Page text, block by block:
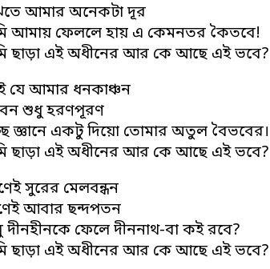
আমার অনেকটা দূর
আমায় ফেললে হায় এ কেমনতর কৈতবে!
ছাড়া এই অধীনের আর কে আছে এই ভবে?
যে আমার ধনকাঞ্চন
শুধু হরণপূরণ
জ্ঞানে একটু দিয়ো তোমার অতুল বৈভবের।
ছাড়া এই অধীনের আর কে আছে এই ভবে?
সুরের মেলবন্ধন
আবার ছন্দপতন
ফেলে দীননাথ-বা কই রবে?
ছাড়া এই অধীনের আর কে আছে এই ভবে?